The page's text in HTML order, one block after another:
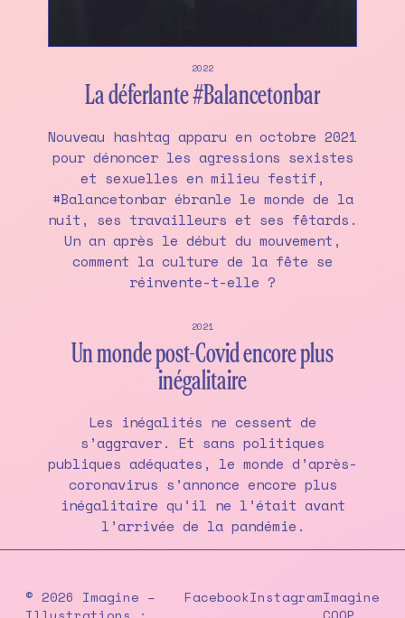
2022
La déferlante #Balancetonbar
Nouveau hashtag apparu en octobre 2021
pour dénoncer les agressions sexistes
et sexuelles en milieu festif,
#Balancetonbar ébranle le monde de la
nuit, ses travailleurs et ses fêtards.
Un an après le début du mouvement,
comment la culture de la fête se
réinvente-t-elle ?
2021
Un monde post-Covid encore plus
inégalitaire
Les inégalités ne cessent de
s’aggraver. Et sans politiques
publiques adéquates, le monde d’après-
coronavirus s’annonce encore plus
inégalitaire qu’il ne l’était avant
l’arrivée de la pandémie.
© 2026 Imagine –
FacebookInstagramImagine